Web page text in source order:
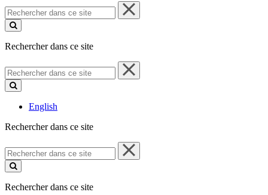
Rechercher
dans
ce
Rechercher dans ce site
Rechercher
dans
ce
English
Rechercher dans ce site
Rechercher
dans
ce
Rechercher dans ce site